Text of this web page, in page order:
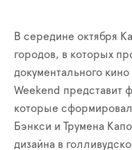
В середине октября
городов, в которых
документального
Weekend представит
которые
Бэнкси и Трумена
дизайна в